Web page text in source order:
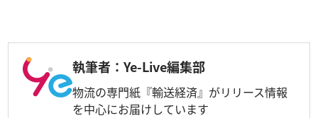
執筆者：Ye-Live編集部
物流の専門紙『輸送経済』がリリース情報
を中心にお届けしています